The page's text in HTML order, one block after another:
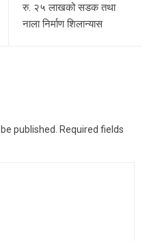
रु. २५ लाखको सडक तथा
नाला निर्माण शिलान्यास
published.
Required fields